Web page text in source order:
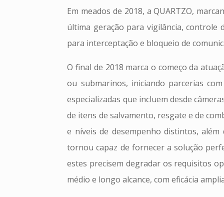
Em meados de 2018, a QUARTZO,
última geração para vigilância, controle
para interceptação e bloqueio de
O final de 2018 marca o começo da
ou submarinos, iniciando parcerias
especializadas que incluem desde
de itens de salvamento, resgate e de
e níveis de desempenho distintos,
tornou capaz de fornecer a solução
estes precisem degradar os requisitos
médio e longo alcance, com eficácia